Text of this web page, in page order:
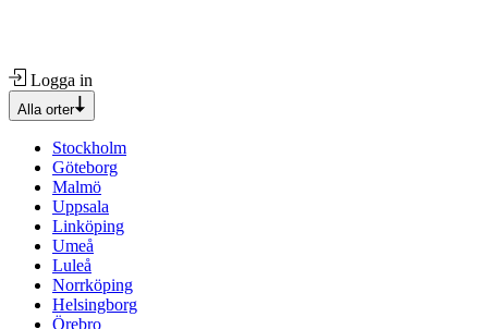
Logga in
Alla orter
Stockholm
Göteborg
Malmö
Uppsala
Linköping
Umeå
Luleå
Norrköping
Helsingborg
Örebro